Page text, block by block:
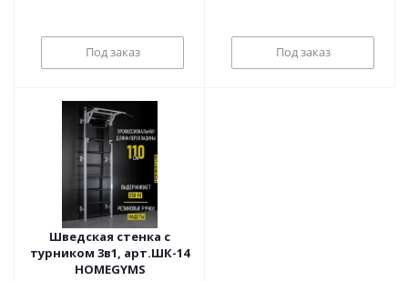
Под заказ Под заказ
Шведская стенка с
турником 3в1, арт.ШК-14
HOMEGYMS